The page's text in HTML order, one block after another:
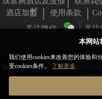
本网站
我们使用cookies来改善您的体验和
受cookies条件。
了解更多
村
酒店加盟
使用条款
关注微信 关注
如本站内容与璞富腾英文站相关内容
技术有